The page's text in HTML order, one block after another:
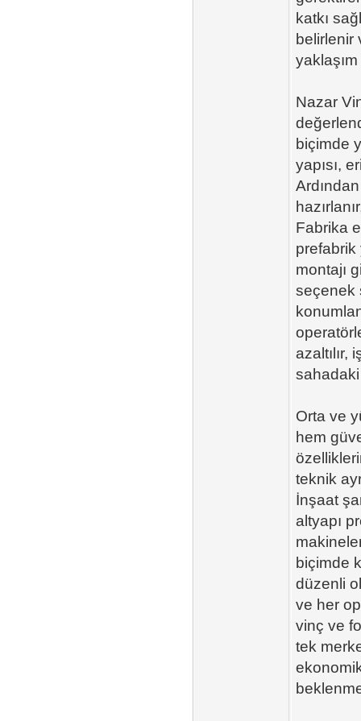
katkı
belirlenir
Nazar
biçimde
yapısı,
Fabrika
prefabrik
montajı
seçenek
azaltılır,
Orta ve
hem
teknik
İnşaat
altyapı
biçimde
düzenli
ve her
vinç ve
tek